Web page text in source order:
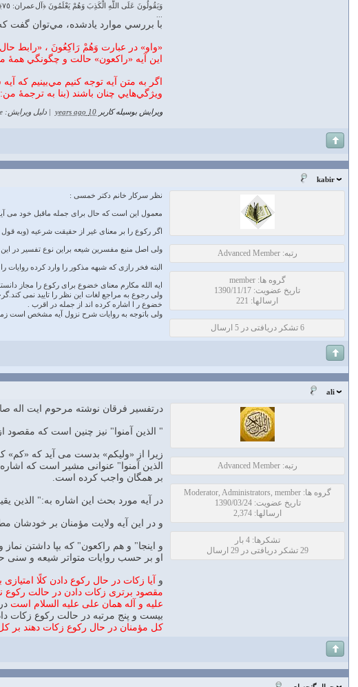
وَيَقُولُونَ عَلَى اللَّهِ الْكَذِبَ وَهُمْ يَعْلَمُونَ ﴿آل‌عمران: ٧٥﴾
با بررسي موارد يادشده، مي‌توان گفت که در
«واو» در عبارت وَهُمْ رَاكِعُونَ ، «رابط
اين آيه «راکعون» حالت و چگونگي همهٔ
اگر به متن آيه توجه کنيم مي‌بينيم
ويژگي‌هايي چنان باشند (بنا به ترجمهٔ
ویرایش بوسیله کاربر 10 years ago دلیل ویرایش: size
kabir
رتبه: Advanced Member
گروه ها: member
تاریخ عضویت: 1390/11/17
ارسالها: 221
6 تشکر دریافتی در 5 ارسال
نظر سرکار خانم دکتر خمسی :
معمول این است که حال برای جمله ماقبل خود می
اگر رکوع را بر معنای غیر از حقیقت شرعیه (وبه
ولی اصل منبع مفسرین شیعه براین نوع تفسیر در این
البته فخر رازی که شبهه مذکور را وارد کرده
ایه الله مکارم معنای خضوع برای رکوع را مجاز
ولی رجوع به مراجع لغات این نظر را تایید نمی
خضوع ر ا اشاره کرده اند از جمله در اقرب .
ولی باتوجه به روایات شرح نزول آیه مشخص است
ali
رتبه: Advanced Member
گروه ها: Moderator, Administrators, member
تاریخ عضویت: 1390/03/24
ارسالها: 2,374
تشکرها: 4 بار
29 تشکر دریافتی در 29 ارسال
درتفسير فرقان نوشته مرحوم ايت اله
" الذين آمنوا" نيز چنين است كه مقصود
زيرا از «وليكم» بدست مى آيد كه «كم»
بر همگان واجب كرده است.
در آيه مورد بحث اين اشاره به:" الذين
و در اين آيه ولايت مؤمنان بر خودشان
و اينجا" و هم راكعون" كه بپا داشتن
او بر حسب روايات متواتر شيعه و سنى
و
آيا زكات در حال ركوع دادن كلًا
مقصود برترى زكات دادن در حالت ركوع
عليه و آله همان على عليه السلام است
بيست و پنج مرتبه در حالت ركوع زكات
كل مؤمنان در حال ركوع زكات دهند بر